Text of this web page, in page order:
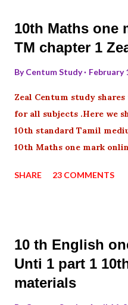
10th Maths one
TM chapter 1
ByCentum Study February
Zeal Centum study
for all subjects .Here we
10th standard Tamil
10th Maths one mark
SHARE 23 COMMENTS
10 th English
Unti 1 part 1
materials